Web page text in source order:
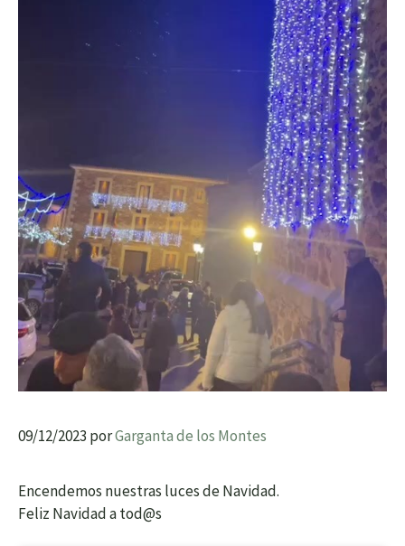
09/12/2023 porGarganta de los Montes
Encendemos nuestras luces de Navidad.
Feliz Navidad a tod@s